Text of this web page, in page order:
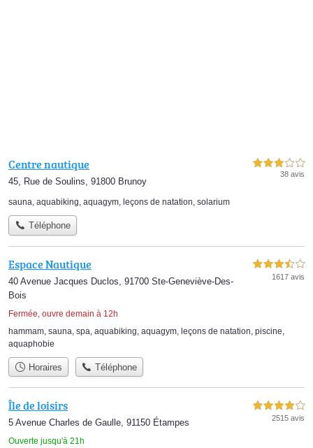
Centre nautique
45, Rue de Soulins, 91800 Brunoy
3,0 étoiles sur 5
38 avis
sauna, aquabiking, aquagym, leçons de natation, solarium
Téléphone
Espace Nautique
40 Avenue Jacques Duclos, 91700 Ste-Geneviève-Des-
Bois
Fermée, ouvre demain à 12h
3,5 étoiles sur 5
1617 avis
hammam sauna spa aquabiking aquagym leçons de natation piscine
aquaphobie
Horaires Téléphone
Île de loisirs
5 Avenue Charles de Gaulle, 91150 Étampes
Ouverte jusqu'à 21h
4,0 étoiles sur 5
2515 avis